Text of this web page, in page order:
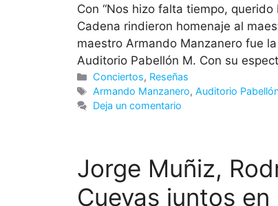
Con “Nos hizo falta tiempo,
Cadena rindieron homenaje al
maestro Armando Manzanero fue
Auditorio Pabellón M. Con su
Categorías
Conciertos, Reseñas
Etiquetas
Armando Manzanero,Auditorio
Deja un comentario
Jorge Muñiz,
Cuevas juntos